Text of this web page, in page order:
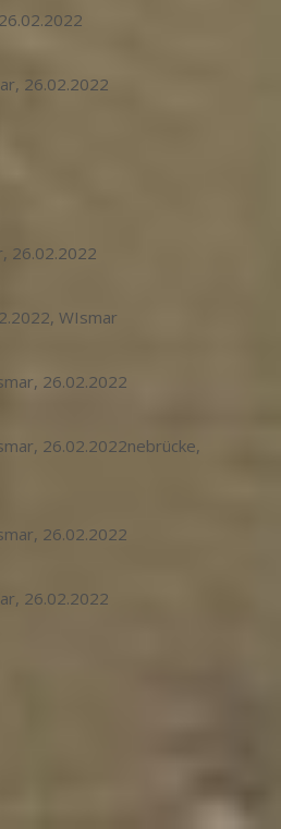
26.02.2022
26.02.2022
WIsmar
26.02.2022
26.02.2022nebrücke,
26.02.2022
26.02.2022